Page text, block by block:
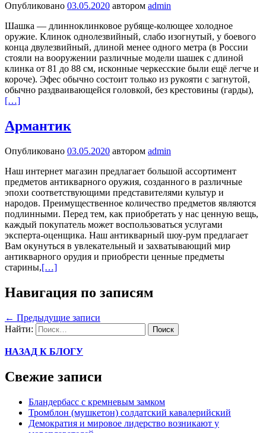
Опубликовано 03.05.2020 автором admin
Шашка — длинноклинковое рубяще-колющее холодное
оружие. Клинок однолезвийный, слабо изогнутый, у боевого
конца двулезвийный, длиной менее одного метра (в России
стояли на вооружении различные модели шашек с длиной
клинка от 81 до 88 см, исконные черкесские были ещё легче и
короче). Эфес обычно состоит только из рукояти с загнутой,
обычно раздваивающейся головкой, без крестовины (гарды),
[…]
Армантик
Опубликовано 03.05.2020 автором admin
Наш интернет магазин предлагает большой ассортимент
предметов антикварного оружия, созданного в различные
эпохи соответствующими представителями культур и
народов. Преимущественное количество предметов являются
подлинными. Перед тем, как приобретать у нас ценную вещь,
каждый покупатель может воспользоваться услугами
эксперта-оценщика. Наш антикварный шоу-рум предлагает
Вам окунуться в увлекательный и захватывающий мир
антикварного орудия и приобрести ценные предметы
старины,[…]
Навигация по записям
← Предыдущие записи
Найти:
НАЗАД К БЛОГУ
Свежие записи
Бландербасс с кремневым замком
Тромблон (мушкетон) солдатский кавалерийский
Демократия и мировое лидерство возникают у